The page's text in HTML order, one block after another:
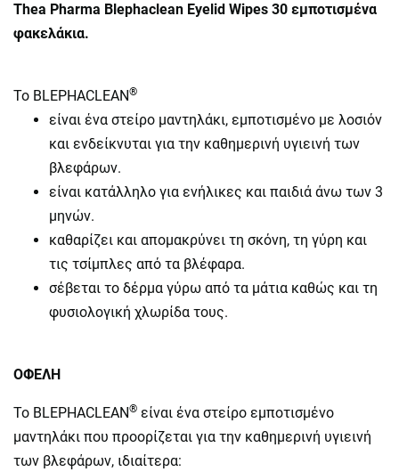
Thea Pharma Blephaclean Eyelid Wipes 30 εμποτισμένα
φακελάκια.
Το BLEPHACLEAN®
είναι ένα στείρο μαντηλάκι, εμποτισμένο με λοσιόν
και ενδείκνυται για την καθημερινή υγιεινή των
βλεφάρων.
είναι κατάλληλο για ενήλικες και παιδιά άνω των 3
μηνών.
καθαρίζει και απομακρύνει τη σκόνη, τη γύρη και
τις τσίμπλες από τα βλέφαρα.
σέβεται το δέρμα γύρω από τα μάτια καθώς και τη
φυσιολογική χλωρίδα τους.
ΟΦΕΛΗ
Το BLEPHACLEAN® είναι ένα στείρο εμποτισμένο
μαντηλάκι που προορίζεται για την καθημερινή υγιεινή
των βλεφάρων, ιδιαίτερα: